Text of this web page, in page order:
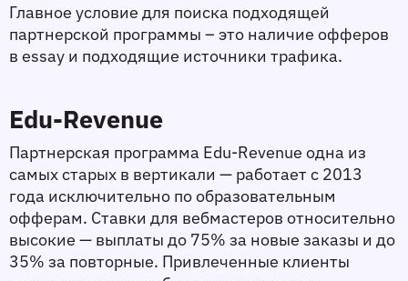
Главное условие для поиска подходящей
партнерской программы – это наличие офферов
в essay и подходящие источники трафика.
Edu-Revenue
Партнерская программа Edu-Revenue одна из
самых старых в вертикали — работает с 2013
года исключительно по образовательным
офферам. Ставки для вебмастеров относительно
высокие — выплаты до 75% за новые заказы и до
35% за повторные. Привлеченные клиенты